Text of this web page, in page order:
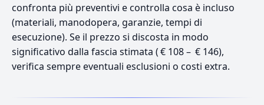
confronta più preventivi e controlla cosa è incluso
(materiali, manodopera, garanzie, tempi di
esecuzione). Se il prezzo si discosta in modo
significativo dalla fascia stimata ( € 108 – € 146),
verifica sempre eventuali esclusioni o costi extra.